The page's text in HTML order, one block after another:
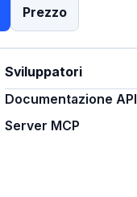
Prezzo
Sviluppatori
Documentazione API
Server MCP